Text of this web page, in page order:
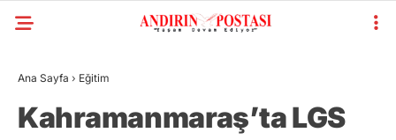
Ana Sayfa › Eğitim
Kahramanmaraş’ta LGS